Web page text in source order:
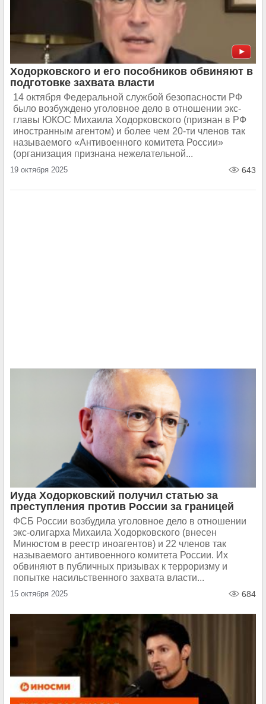
Ходорковского и его пособников обвиняют в
подготовке захвата власти
14 октября Федеральной службой безопасности РФ
было возбуждено уголовное дело в отношении экс-
главы ЮКОС Михаила Ходорковского (признан в РФ
иностранным агентом) и более чем 20-ти членов так
называемого «Антивоенного комитета России»
(организация признана нежелательной...
19 октября 2025 643
Иуда Ходорковский получил статью за
преступления против России за границей
ФСБ России возбудила уголовное дело в отношении
экс-олигарха Михаила Ходорковского (внесен
Минюстом в реестр иноагентов) и 22 членов так
называемого антивоенного комитета России. Их
обвиняют в публичных призывах к терроризму и
попытке насильственного захвата власти...
15 октября 2025 684